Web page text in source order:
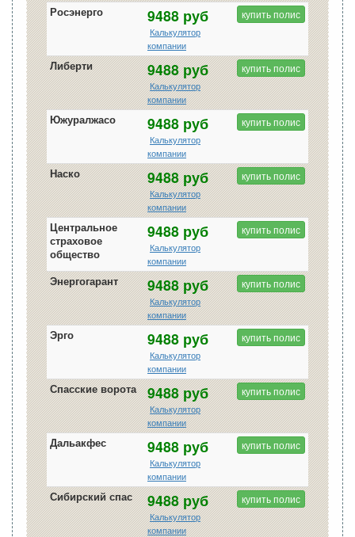
Росэнерго 9488 руб
Калькулятор
компании
купить полис
Либерти 9488 руб
Калькулятор
компании
купить полис
Южуралжасо 9488 руб
Калькулятор
компании
купить полис
Наско 9488 руб
Калькулятор
компании
купить полис
Центральное
страховое
общество
9488 руб
Калькулятор
компании
купить полис
Энергогарант 9488 руб
Калькулятор
компании
купить полис
Эрго 9488 руб
Калькулятор
компании
купить полис
Спасские ворота 9488 руб
Калькулятор
компании
купить полис
Дальакфес 9488 руб
Калькулятор
компании
купить полис
Сибирский спас 9488 руб
Калькулятор
компании
купить полис